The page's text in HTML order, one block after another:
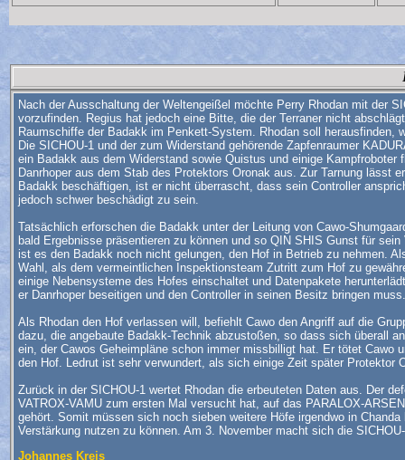
Nach der Ausschaltung der Weltengeißel möchte Perry Rhodan mit der
vorzufinden. Regius hat jedoch eine Bitte, die der Terraner nicht
Raumschiffe der Badakk im Penkett-System. Rhodan soll
Die SICHOU-1 und der zum Widerstand gehörende Zapfenraumer
ein Badakk aus dem Widerstand sowie Quistus und einige
Danrhoper aus dem Stab des Protektors Oronak aus. Zur Tarnung
Badakk beschäftigen, ist er nicht überrascht, dass sein Controller
jedoch schwer beschädigt zu sein.
Tatsächlich erforschen die Badakk unter der Leitung von Cawo-
bald Ergebnisse präsentieren zu können und so QIN SHIS Gunst für
ist es den Badakk noch nicht gelungen, den Hof in Betrieb zu nehmen.
Wahl, als dem vermeintlichen Inspektionsteam Zutritt zum Hof zu
einige Nebensysteme des Hofes einschaltet und Datenpakete
er Danrhoper beseitigen und den Controller in seinen Besitz bringen muss.
Als Rhodan den Hof verlassen will, befiehlt Cawo den Angriff auf die
dazu, die angebaute Badakk-Technik abzustoßen, so dass sich überall
ein, der Cawos Geheimpläne schon immer missbilligt hat. Er tötet
den Hof. Ledrut ist sehr verwundert, als sich einige Zeit später Protektor
Zurück in der SICHOU-1 wertet Rhodan die erbeuteten Daten aus. Der
VATROX-VAMU zum ersten Mal versucht hat, auf das PARALOX-
gehört. Somit müssen sich noch sieben weitere Höfe irgendwo in
Verstärkung nutzen zu können. Am 3. November macht sich die
Johannes Kreis